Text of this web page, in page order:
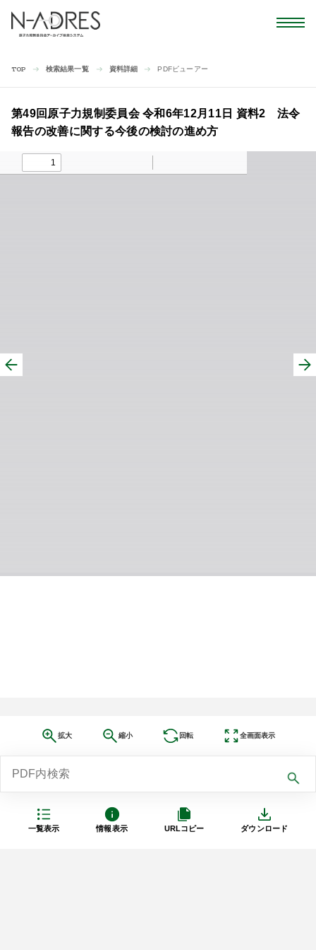
TOP 検索結果一覧 資料詳細 PDFビューアー
一覧表示 情報表示 URLコピー ダウンロード
第49回原子力規制委員会 令和6年12月11日 資料2 法令
報告の改善に関する今後の検討の進め方
拡大 縮小 回転 全画面表示